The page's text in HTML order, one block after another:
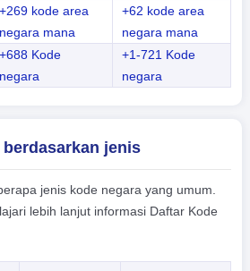
+269 kode area
negara mana
+62 kode area
negara mana
+688 Kode
negara
+1-721 Kode
negara
berdasarkan jenis
jenis kode negara yang umum.
lebih lanjut informasi Daftar Kode